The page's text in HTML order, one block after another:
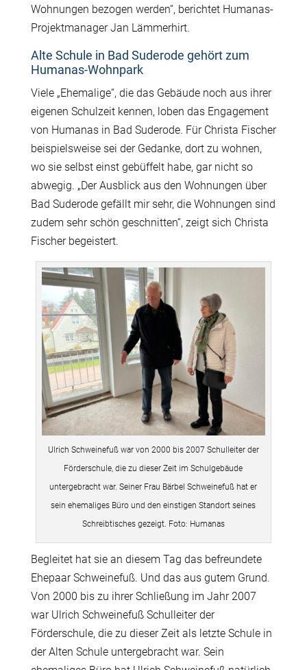
Wohnungen bezogen werden“, berichtet Humanas-
Projektmanager Jan Lämmerhirt.
Alte Schule in Bad Suderode gehört zum
Humanas-Wohnpark
Viele „Ehemalige“, die das Gebäude noch aus ihrer
eigenen Schulzeit kennen, loben das Engagement
von Humanas in Bad Suderode. Für Christa Fischer
beispielsweise sei der Gedanke, dort zu wohnen,
wo sie selbst einst gebüffelt habe, gar nicht so
abwegig. „Der Ausblick aus den Wohnungen über
Bad Suderode gefällt mir sehr, die Wohnungen sind
zudem sehr schön geschnitten“, zeigt sich Christa
Fischer begeistert.
Ulrich Schweinefuß war von 2000 bis 2007 Schulleiter der
Förderschule, die zu dieser Zeit im Schulgebäude
untergebracht war. Seiner Frau Bärbel Schweinefuß hat er
sein ehemaliges Büro und den einstigen Standort seines
Schreibtisches gezeigt. Foto: Humanas
Begleitet hat sie an diesem Tag das befreundete
Ehepaar Schweinefuß. Und das aus gutem Grund.
Von 2000 bis zu ihrer Schließung im Jahr 2007
war Ulrich Schweinefuß Schulleiter der
Förderschule, die zu dieser Zeit als letzte Schule in
der Alten Schule untergebracht war. Sein